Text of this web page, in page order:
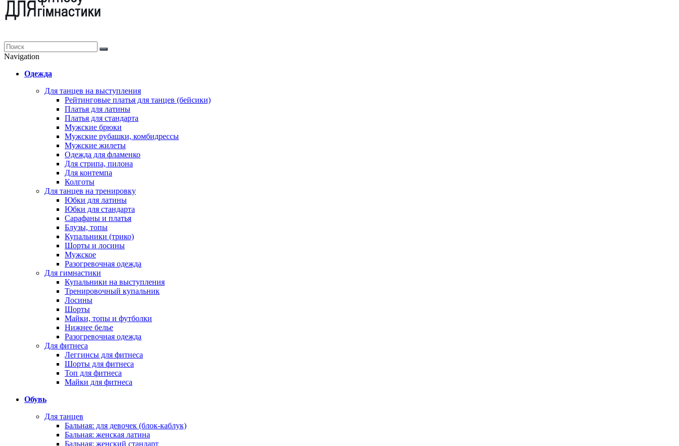
Navigation
Одежда
Для танцев на выступления
Рейтинговые платья для танцев (бейсики)
Платья для латины
Платья для стандарта
Мужские брюки
Мужские рубашки, комбидрессы
Мужские жилеты
Одежда для фламенко
Для стрипа, пилона
Для контемпа
Колготы
Для танцев на тренировку
Юбки для латины
Юбки для стандарта
Сарафаны и платья
Блузы, топы
Купальники (трико)
Шорты и лосины
Мужское
Разогревочная одежда
Для гимнастики
Купальники на выступления
Тренировочный купальник
Лосины
Шорты
Майки, топы и футболки
Нижнее белье
Разогревочная одежда
Для фитнеса
Леггинсы для фитнеса
Шорты для фитнеса
Топ для фитнеса
Майки для фитнеса
Обувь
Для танцев
Бальная: для девочек (блок-каблук)
Бальная: женская латина
Бальная: женский стандарт